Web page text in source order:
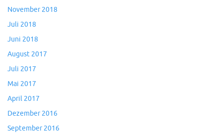
November 2018
Juli 2018
Juni 2018
August 2017
Juli 2017
Mai 2017
April 2017
Dezember 2016
September 2016